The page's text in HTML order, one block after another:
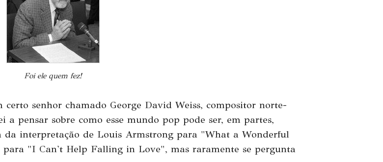
Foi ele quem fez!
senhor chamado George David Weiss, compositor norte-
a pensar sobre como esse mundo pop pode ser, em partes,
da interpretação de Louis Armstrong para "What a Wonderful
"I Can't Help Falling in Love", mas raramente se pergunta